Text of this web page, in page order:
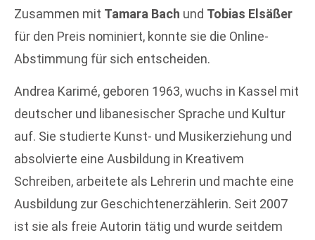
Zusammen mit Tamara Bach und Tobias Elsäßer
für den Preis nominiert, konnte sie die Online-
Abstimmung für sich entscheiden.
Andrea Karimé, geboren 1963, wuchs in Kassel mit
deutscher und libanesischer Sprache und Kultur
auf. Sie studierte Kunst- und Musikerziehung und
absolvierte eine Ausbildung in Kreativem
Schreiben, arbeitete als Lehrerin und machte eine
Ausbildung zur Geschichtenerzählerin. Seit 2007
ist sie als freie Autorin tätig und wurde seitdem